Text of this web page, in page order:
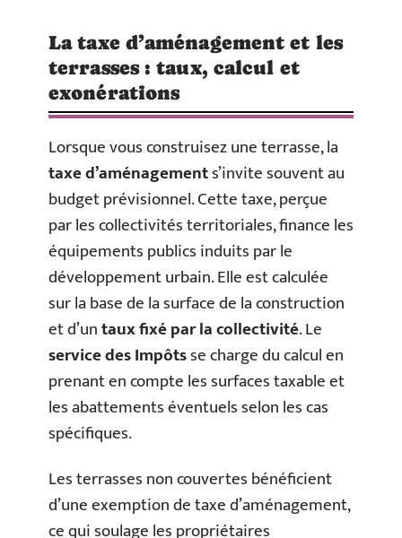
La taxe d’aménagement et les
terrasses : taux, calcul et
exonérations
Lorsque vous construisez une terrasse, la
taxe d’aménagements’invite souvent au
budget prévisionnel. Cette taxe, perçue
par les collectivités territoriales, finance les
équipements publics induits par le
développement urbain. Elle est calculée
sur la base de la surface de la construction
et d’untaux fixé par la collectivité. Le
service des Impôtsse charge du calcul en
prenant en compte les surfaces taxable et
les abattements éventuels selon les cas
spécifiques.
Les terrasses non couvertes bénéficient
d’une exemption de taxe d’aménagement,
ce qui soulage les propriétaires